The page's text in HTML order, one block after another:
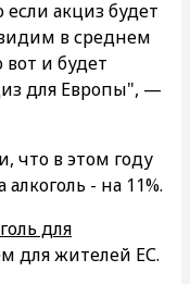
акциз будет
в среднем
вот и будет
для Европы", —
что в этом году
- на 11%.
для
для жителей ЕС.